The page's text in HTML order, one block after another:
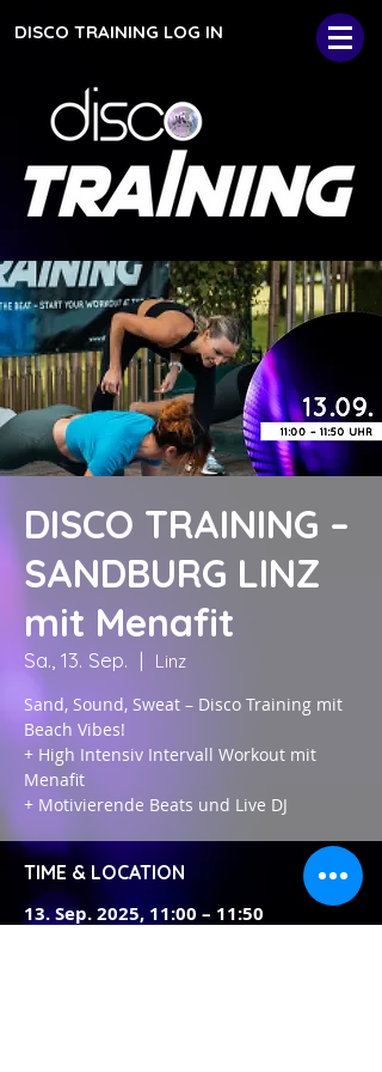
DISCO TRAINING LOG IN
DISCO TRAINING –
SANDBURG LINZ
mit Menafit
Sa., 13. Sep.
  |
Linz
Sand, Sound, Sweat – Disco Training mit
Beach Vibes!
+ High Intensiv Intervall Workout mit
Menafit
+ Motivierende Beats und Live DJ
TIME & LOCATION
13. Sep. 2025, 11:00 – 11:50